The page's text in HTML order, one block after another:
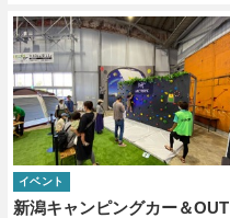
新潟キャンピングカー＆OUT
イベント